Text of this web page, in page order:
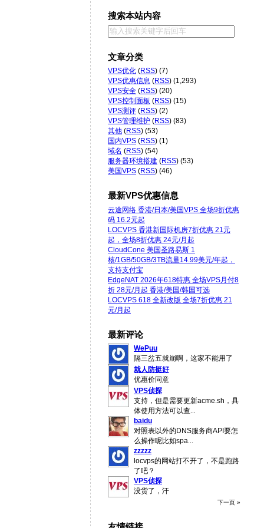
搜索本站内容
文章分类
VPS优化 (RSS) (7)
VPS优惠信息 (RSS) (1,293)
VPS安全 (RSS) (20)
VPS控制面板 (RSS) (15)
VPS测评 (RSS) (2)
VPS管理维护 (RSS) (83)
其他 (RSS) (53)
国内VPS (RSS) (1)
域名 (RSS) (54)
服务器环境搭建 (RSS) (53)
美国VPS (RSS) (46)
最新VPS优惠信息
云途网络 香港/日本/美国VPS 全场9折优惠
码 16.2元起
LOCVPS 香港新国际机房7折优惠 21元
起，全场8折优惠 24元/月起
CloudCone 美国圣路易斯 1
核/1GB/50GB/3TB流量14.99美元/年起，
支持支付宝
EdgeNAT 2026年618特惠 全场VPS月付8
折 28元/月起 香港/美国/韩国可选
LOCVPS 618 全新改版 全场7折优惠 21
元/月起
最新评论
WePuu
隔三岔五就崩啊，这家不能用了
就人防挺好
优惠价同意
VPS侦探
支持，但是需要更新acme.sh，具
体使用方法可以查
baidu
对照表以外的DNS服务商API要怎
么操作呢比如spa
zzzzz
locvps的网站打不开了，不是跑路
了吧？
VPS侦探
没货了，汗
下一页 »